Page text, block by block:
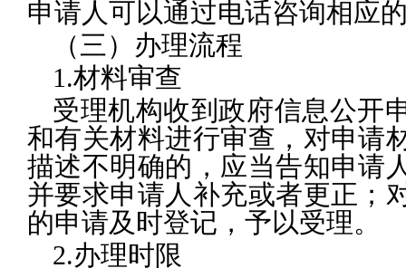
申请人可以通过电话咨询相应
（三）办理流程
1.材料审查
受理机构收到政府信息公开
和有关材料进行审查，对申请
描述不明确的，应当告知申请
并要求申请人补充或者更正；
的申请及时登记，予以受理。
2.办理时限